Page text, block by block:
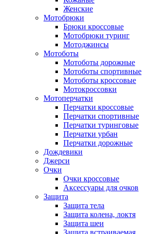
Женские
Мотобрюки
Брюки кроссовые
Мотобрюки туринг
Мотоджинсы
Мотоботы
Мотоботы дорожные
Мотоботы спортивные
Мотоботы кроссовые
Мотокроссовки
Мотоперчатки
Перчатки кроссовые
Перчатки спортивные
Перчатки туринговые
Перчатки урбан
Перчатки дорожные
Дождевики
Джерси
Очки
Очки кроссовые
Аксессуары для очков
Защита
Защита тела
Защита колена, локтя
Защита шеи